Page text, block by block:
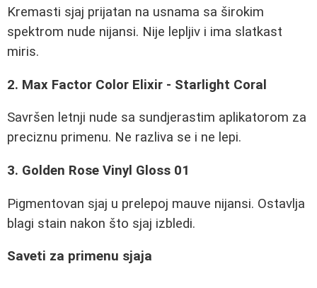
Kremasti sjaj prijatan na usnama sa širokim
spektrom nude nijansi. Nije lepljiv i ima slatkast
miris.
2. Max Factor Color Elixir - Starlight Coral
Savršen letnji nude sa sundjerastim aplikatorom za
preciznu primenu. Ne razliva se i ne lepi.
3. Golden Rose Vinyl Gloss 01
Pigmentovan sjaj u prelepoj mauve nijansi. Ostavlja
blagi stain nakon što sjaj izbledi.
Saveti za primenu sjaja